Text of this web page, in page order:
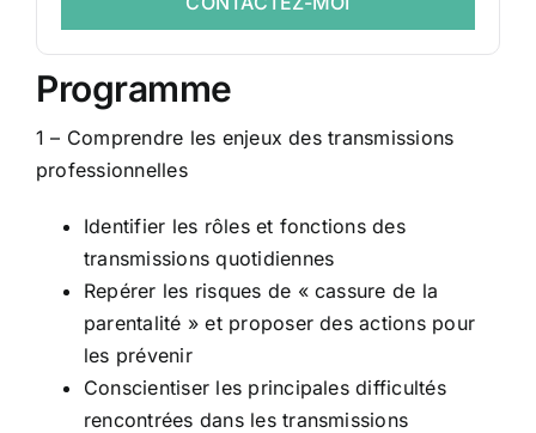
Programme
1 – Comprendre les enjeux des transmissions
professionnelles
Identifier les rôles et fonctions des
transmissions quotidiennes
Repérer les risques de « cassure de la
parentalité » et proposer des actions pour
les prévenir
Conscientiser les principales difficultés
rencontrées dans les transmissions